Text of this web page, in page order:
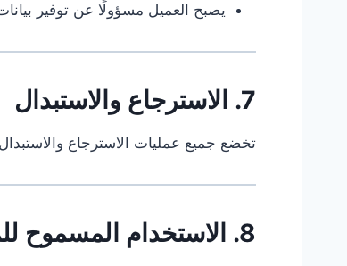
يصبح العميل مسؤولًا عن توفير
7. الاسترجاع والاستبدال
تخضع جميع عمليات الاسترجاع
8. الاستخدام المسموح للموقع